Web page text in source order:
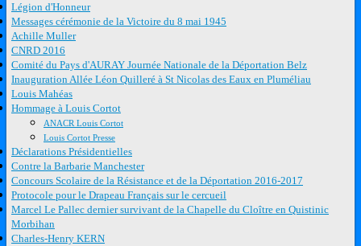
Légion d'Honneur
Messages cérémonie de la Victoire du 8 mai 1945
Achille Muller
CNRD 2016
Comité du Pays d'AURAY Journée Nationale de la Déportation Belz
Inauguration Allée Léon Quilleré à St Nicolas des Eaux en Pluméliau
Louis Mahéas
Hommage à Louis Cortot
ANACR Louis Cortot
Louis Cortot Presse
Déclarations Présidentielles
Contre la Barbarie Manchester
Concours Scolaire de la Résistance et de la Déportation 2016-2017
Protocole pour le Drapeau Français sur le cercueil
Marcel Le Pallec dernier survivant de la Chapelle du Cloître en Quistinic
Morbihan
Charles-Henry KERN